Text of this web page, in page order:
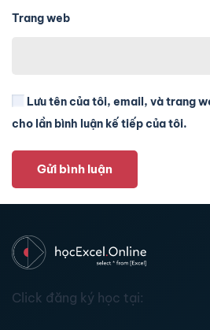
Trang web
Lưu tên của tôi, email, và trang
cho lần bình luận kế tiếp của tôi.
Gửi bình luận
Click đăng ký học tại: